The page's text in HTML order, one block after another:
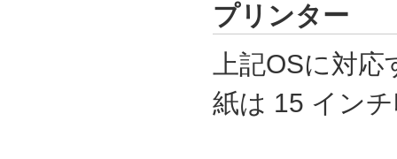
プリンター
上記OSに対
紙は 15 イン